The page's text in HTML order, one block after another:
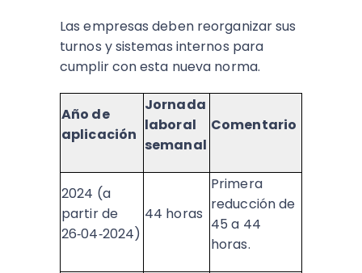
Las empresas deben reorganizar sus
turnos y sistemas internos para
cumplir con esta nueva norma.
Año de
aplicación
Jornada
laboral
semanal
Comentario
2024 (a
partir de
26‑04‑2024)
44 horas
Primera
reducción de
45 a 44
horas.